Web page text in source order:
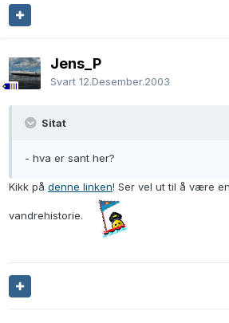
Jens_P
Svart 12.Desember.2003
Sitat
- hva er sant her?
Kikk på denne linken! Ser vel ut til å være
vandrehistorie.